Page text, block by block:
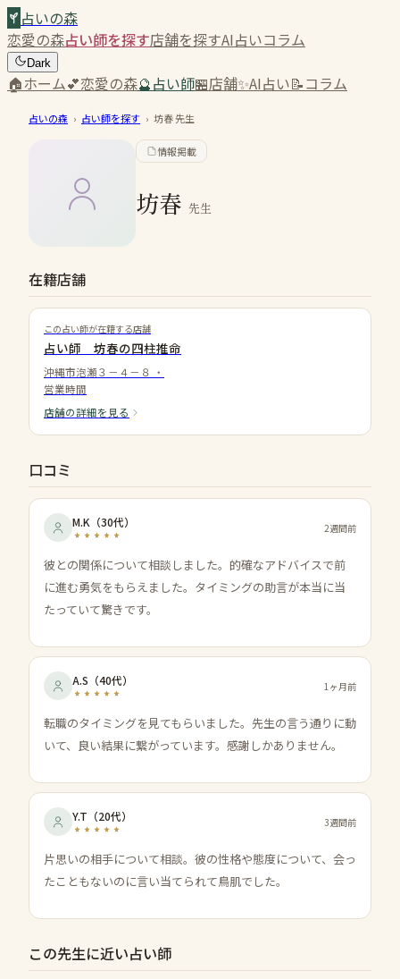
占いの森
恋愛の森占い師を探す店舗を探すAI占いコラム
Dark
🏠ホーム💕恋愛の森🔮占い師🏪店舗✨AI占い📝コラム
占いの森 › 占い師を探す › 坊春先生
情報掲載
坊春 先生
在籍店舗
この占い師が在籍する店舗
占い師 坊春の四柱推命
沖縄市泡瀬３－４－８ ・
営業時間
店舗の詳細を見る
口コミ
M.K （30代） 2週間前
彼との関係について相談しました。的確なアドバイスで前
に進む勇気をもらえました。タイミングの助言が本当に当
たっていて驚きです。
A.S （40代） 1ヶ月前
転職のタイミングを見てもらいました。先生の言う通りに動
いて、良い結果に繋がっています。感謝しかありません。
Y.T （20代） 3週間前
片思いの相手について相談。彼の性格や態度について、会っ
たこともないのに言い当てられて鳥肌でした。
この先生に近い占い師